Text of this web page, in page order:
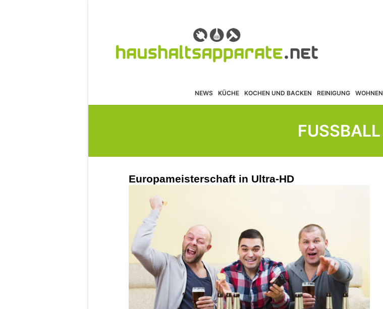
NEWS KÜCHE KOCHEN UND BACKEN REINIGUNG WOHNEN
FUSSBALL
Europameisterschaft in Ultra-HD